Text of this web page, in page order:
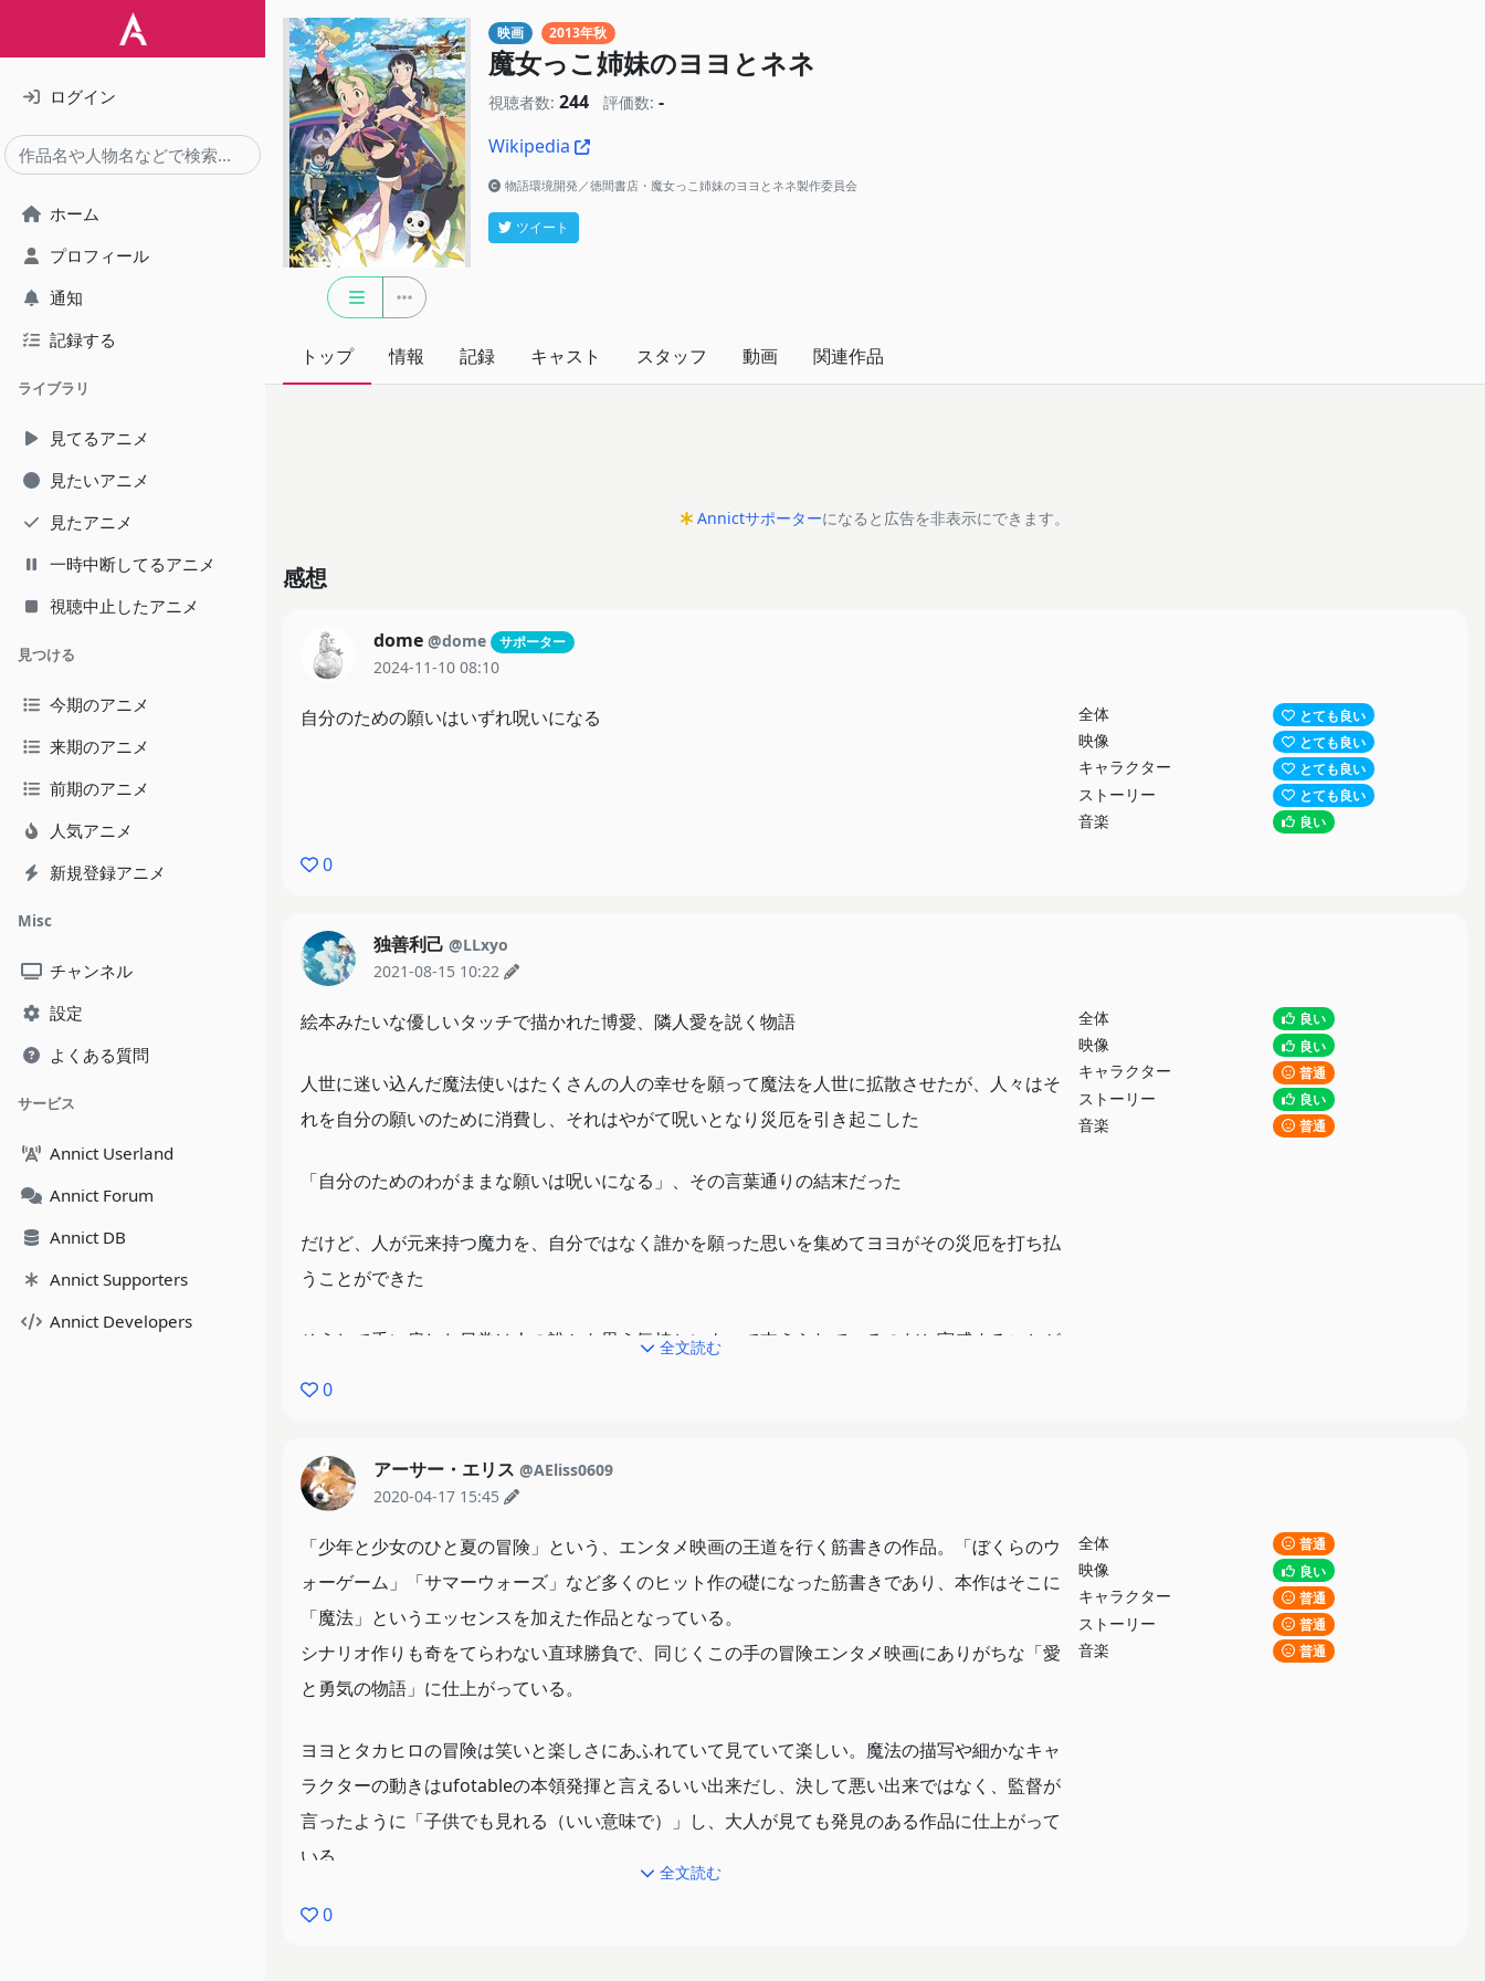
ログイン
ホーム
プロフィール
通知
記録する
ライブラリ
見てるアニメ
見たいアニメ
見たアニメ
一時中断してるアニメ
視聴中止したアニメ
見つける
今期のアニメ
来期のアニメ
前期のアニメ
人気アニメ
新規登録アニメ
Misc
チャンネル
設定
よくある質問
サービス
Annict Userland
Annict Forum
Annict DB
Annict Supporters
Annict Developers
映画 2013年秋
魔女っこ姉妹のヨヨとネネ
視聴者数: 244 評価数: -
Wikipedia
物語環境開発／徳間書店・魔女っこ姉妹のヨヨとネネ製作委員会
ツイート
トップ 情報 記録 キャスト スタッフ 動画 関連作品
Annictサポーターになると広告を非表示にできます。
感想
dome @dome サポーター
2024-11-10 08:10
全体 とても良い
映像 とても良い
キャラクター とても良い
ストーリー とても良い
音楽 良い
自分のための願いはいずれ呪いになる
0
独善利己 @LLxyo
2021-08-15 10:22
全体 良い
映像 良い
キャラクター 普通
ストーリー 良い
音楽 普通
絵本みたいな優しいタッチで描かれた博愛、隣人愛を説く物語
人世に迷い込んだ魔法使いはたくさんの人の幸せを願って魔法を人世に拡散させたが、人々はそ
れを自分の願いのために消費し、それはやがて呪いとなり災厄を引き起こした
「自分のためのわがままな願いは呪いになる」、その言葉通りの結末だった
だけど、人が元来持つ魔力を、自分ではなく誰かを願った思いを集めてヨヨがその災厄を打ち払
うことができた
そうして手に戻した日常は人の誰かを思う気持ちによって支えられているのだと実感することが
ち死という現実に打ちのめされる場面が印象的だった
全文読む
0
アーサー・エリス @AEliss0609
2020-04-17 15:45
全体 普通
映像 良い
キャラクター 普通
ストーリー 普通
音楽 普通
「少年と少女のひと夏の冒険」という、エンタメ映画の王道を行く筋書きの作品。「ぼくらのウ
ォーゲーム」「サマーウォーズ」など多くのヒット作の礎になった筋書きであり、本作はそこに
「魔法」というエッセンスを加えた作品となっている。
シナリオ作りも奇をてらわない直球勝負で、同じくこの手の冒険エンタメ映画にありがちな「愛
と勇気の物語」に仕上がっている。
ヨヨとタカヒロの冒険は笑いと楽しさにあふれていて見ていて楽しい。魔法の描写や細かなキャ
ラクターの動きはufotableの本領発揮と言えるいい出来だし、決して悪い出来ではなく、監督が
言ったように「子供でも見れる（いい意味で）」し、大人が見ても発見のある作品に仕上がって
いる。
す要因になってしまった。
全文読む
0